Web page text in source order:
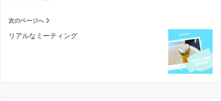
次のページへ
リアルなミーティング